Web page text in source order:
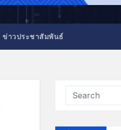
ข่าวประชาสัมพันธ์